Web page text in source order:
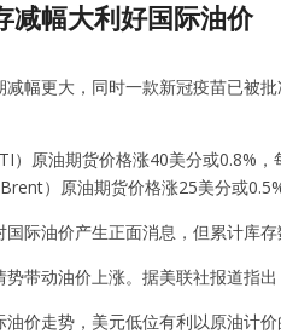
减幅大利好国际油价
减幅更大，同时一款新冠疫苗已被
）原油期货价格涨40美分或0.8%，
）原油期货价格涨25美分或
际油价产生正面消息，但累计库
势带动油价上涨。据美联社报道指
价走势，美元低位有利以原油计价